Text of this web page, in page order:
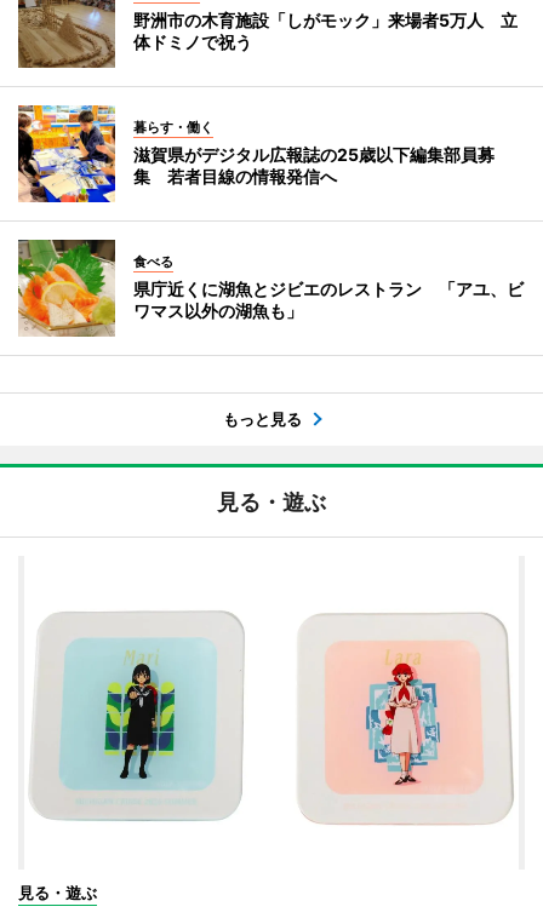
野洲市の木育施設「しがモック」来場者5万人 立
体ドミノで祝う
暮らす・働く
滋賀県がデジタル広報誌の25歳以下編集部員募
集 若者目線の情報発信へ
食べる
県庁近くに湖魚とジビエのレストラン 「アユ、ビ
ワマス以外の湖魚も」
もっと見る
見る・遊ぶ
見る・遊ぶ